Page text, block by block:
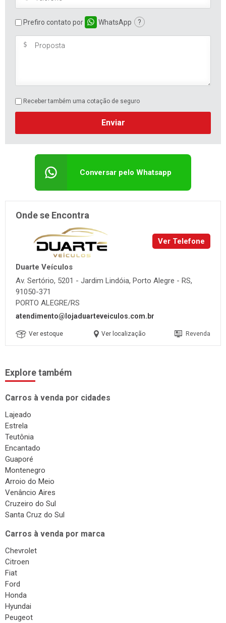
Prefiro contato por WhatsApp ?
Receber também uma cotação de seguro
Enviar
Conversar pelo Whatsapp
Onde se Encontra
Ver Telefone
Duarte Veículos
Av. Sertório, 5201 - Jardim Lindóia, Porto Alegre - RS,
91050-371
PORTO ALEGRE/RS
atendimento@lojaduarteveiculos.com.br
Ver estoque Ver localização Revenda
Explore também
Carros à venda por cidades
Lajeado
Estrela
Teutônia
Encantado
Guaporé
Montenegro
Arroio do Meio
Venâncio Aires
Cruzeiro do Sul
Santa Cruz do Sul
Carros à venda por marca
Chevrolet
Citroen
Fiat
Ford
Honda
Hyundai
Peugeot